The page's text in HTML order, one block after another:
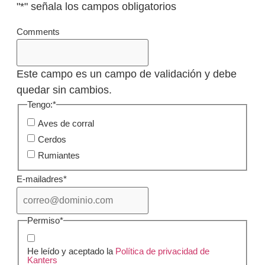
"*" señala los campos obligatorios
Comments
Este campo es un campo de validación y debe
quedar sin cambios.
Tengo:*
Aves de corral
Cerdos
Rumiantes
E-mailadres*
Permiso*
He leído y aceptado la Política de privacidad de
Kanters